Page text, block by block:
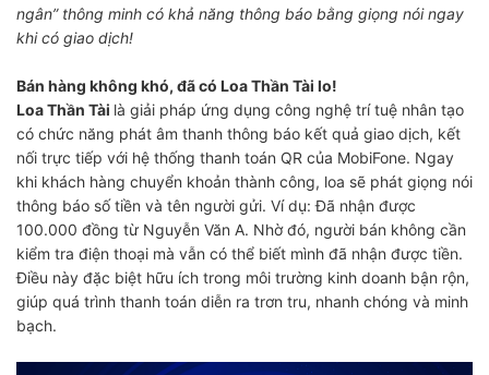
ngân” thông minh có khả năng thông báo bằng giọng nói ngay
khi có giao dịch!
Bán hàng không khó, đã có Loa Thần Tài lo!
Loa Thần Tài là giải pháp ứng dụng công nghệ trí tuệ nhân tạo
có chức năng phát âm thanh thông báo kết quả giao dịch, kết
nối trực tiếp với hệ thống thanh toán QR của MobiFone. Ngay
khi khách hàng chuyển khoản thành công, loa sẽ phát giọng nói
thông báo số tiền và tên người gửi. Ví dụ: Đã nhận được
100.000 đồng từ Nguyễn Văn A. Nhờ đó, người bán không cần
kiểm tra điện thoại mà vẫn có thể biết mình đã nhận được tiền.
Điều này đặc biệt hữu ích trong môi trường kinh doanh bận rộn,
giúp quá trình thanh toán diễn ra trơn tru, nhanh chóng và minh
bạch.